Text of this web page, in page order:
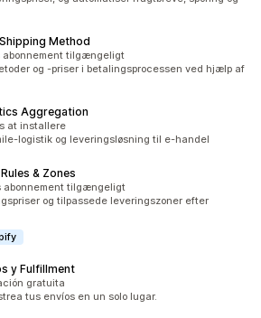
Method
alt
abonnement tilgængeligt
og -priser i betalingsprocessen ved hjælp af
Aggregation
alt
at installere
logistik og leveringsløsning til e-handel
& Zones
alt
abonnement tilgængeligt
og tilpassede leveringszoner efter
y Fulfillment
gratuita
tus envíos en un solo lugar.